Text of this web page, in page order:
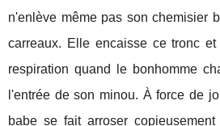
n'enlève même pas son chemisier
carreaux. Elle encaisse ce tronc
respiration quand le bonhomme
l'entrée de son minou. À force de
babe se fait arroser